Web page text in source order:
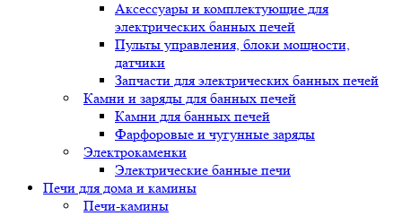
Аксессуары и комплектующие для
электрических банных печей
Пульты управления, блоки мощности,
датчики
Запчасти для электрических банных печей
Камни и заряды для банных печей
Камни для банных печей
Фарфоровые и чугунные заряды
Электрокаменки
Электрические банные печи
Печи для дома и камины
Печи-камины